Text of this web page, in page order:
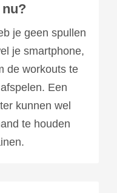
je geen spullen
je smartphone,
de workouts te
Een
kunnen wel
te houden